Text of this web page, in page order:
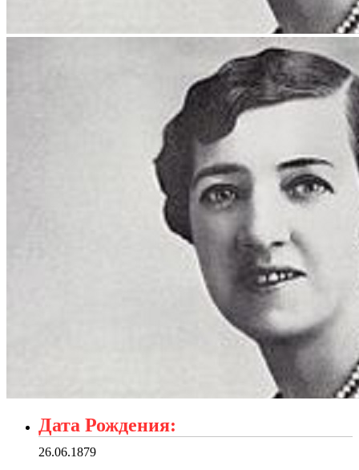
Дата Рождения:
26.06.1879